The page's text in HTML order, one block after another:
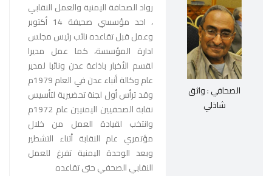
الصحافي : واثق
شاذلي
رواد الصحافة اليمنية والعمل النقابي
، احد مؤسسي صحيفة 14 أكتوبر
وعمل قبل تقاعده نائب رئيس مجلس
ادارة المؤسسة، كما عمل مديرا
لقسم الأخبار باذاعة عدن ونائبا لمدير
عام وكالة أنباء عدن في العام 1979م
وقد ترأس أول لجنة تحضيرية لتأسيس
نقابة الصحفيين اليمنيين عام 1972م
وانتخب لقيادة العمل من خلال
مؤتمري عام النقابة أثناء التشطير
وبعد الوحدة اليمنية تفرغ للعمل
النقابي الصحفي حتى تقاعده